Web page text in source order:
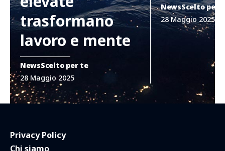
trasformano
lavoro e mente
NewsScelto per te
28 Maggio 2025
NewsScelto per
28 Maggio 2025
Privacy Policy
Chi siamo